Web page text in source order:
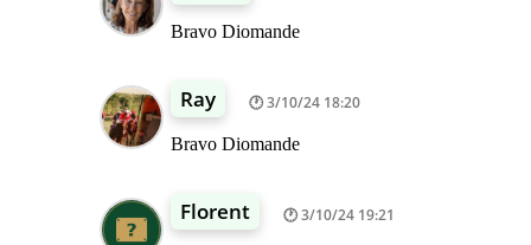
Bravo Diomande
Ray 3/10/24 18:20
Bravo Diomande
Florent 3/10/24 19:21